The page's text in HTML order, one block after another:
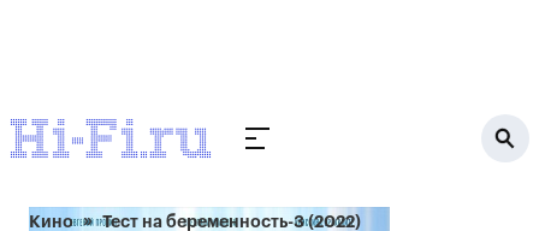
Кино Тест на беременность-3 (2022)